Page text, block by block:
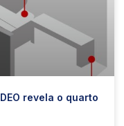
revela o quarto